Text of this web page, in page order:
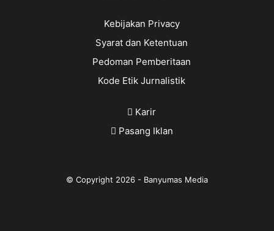
Kebijakan Privacy
Syarat dan Ketentuan
Pedoman Pemberitaan
Kode Etik Jurnalistik
Karir
Pasang Iklan
© Copyright 2026 - Banyumas Media